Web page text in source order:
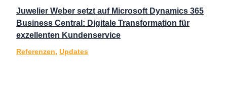
Juwelier Weber setzt auf Microsoft Dynamics 365
Business Central: Digitale Transformation für
exzellenten Kundenservice
Referenzen,Updates